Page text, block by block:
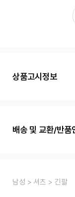
상품고시정보
배송 및 교환/반품
남성 셔츠 긴팔